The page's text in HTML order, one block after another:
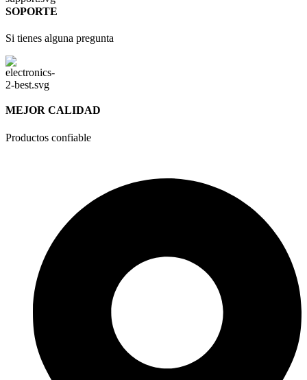
SOPORTE
Si tienes alguna pregunta
MEJOR CALIDAD
Productos confiable